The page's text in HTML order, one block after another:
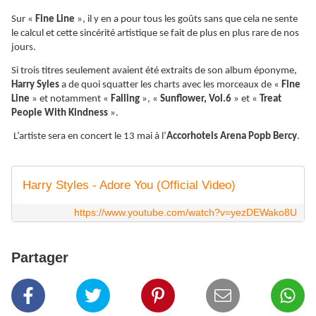
Sur « Fine Line », il y en a pour tous les goûts sans que cela ne sente
le calcul et cette sincérité artistique se fait de plus en plus rare de nos
jours.
Si trois titres seulement avaient été extraits de son album éponyme,
Harry Syles a de quoi squatter les charts avec les morceaux de « Fine
Line » et notamment « Falling », « Sunflower, Vol.6 » et «
Treat
People With Kindness ».
L’artiste sera en concert le 13 mai à l’Accorhotels Arena Popb Bercy.
Harry Styles - Adore You (Official Video)
https://www.youtube.com/watch?v=yezDEWako8U
Partager